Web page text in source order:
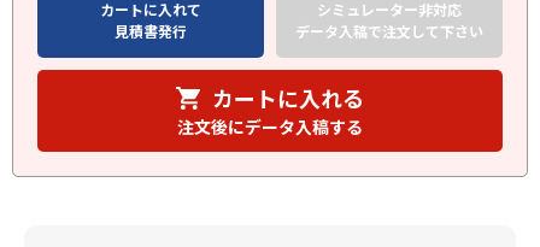
カートに入れて
見積書発行
シミュレーター非対応
データ入稿で注文して下さい
カートに入れる
注文後にデータ入稿する